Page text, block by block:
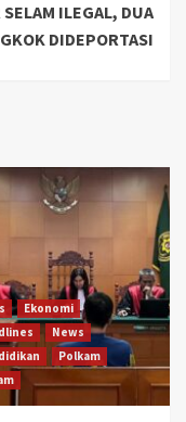
ILEGAL, DUA
DIDEPORTASI
Ekonomi
News
Polkam